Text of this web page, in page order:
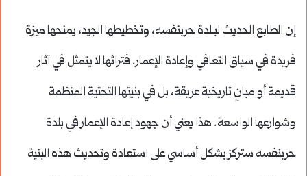
إن الطابع الحديث لبـلدة حربنفسه، وتخطيطها الجيد، يمنحها ميزة
فريدة في سياق التعافي وإعادة الإعمار. فتراثها لا يتمثل في آثار
قديمة أو مبانٍ تاريخية عريقة، بل في بنيتها التحتية المنظمة
وشوارعها الواسعة. هذا يعني أن جهود إعادة الإعمار في بلدة
حربنفسه ستركز بشكل أساسي على استعادة وتحديث هذه البنية